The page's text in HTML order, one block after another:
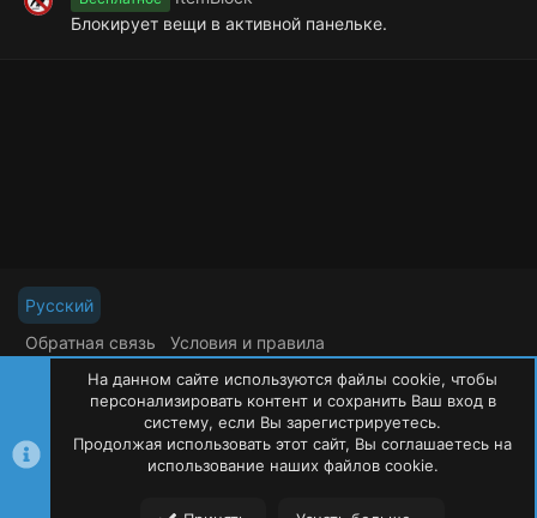
Блокирует вещи в активной панельке.
Русский
Обратная связь
Условия и правила
Политика конфиденциальности
Помощь
R
S
S
©Oxide Россия2015-2026
На данном сайте используются файлы cookie, чтобы
персонализировать контент и сохранить Ваш вход в
систему, если Вы зарегистрируетесь.
Продолжая использовать этот сайт, Вы соглашаетесь на
использование наших файлов cookie.